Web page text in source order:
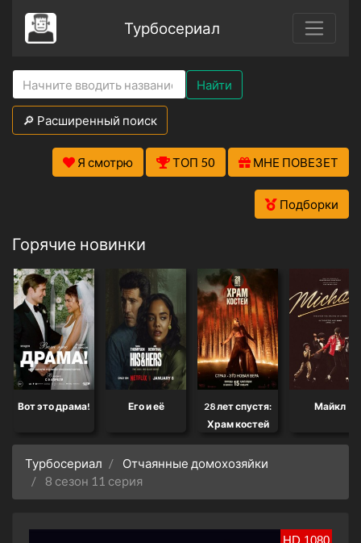
Турбосериал
Найти
🔎 Расширенный поиск
Я смотрю ТОП 50 МНЕ ПОВЕЗЕТ
Подборки
Горячие новинки
Вот это драма! Его и её
28 лет спустя:
Храм костей
Майкл
Турбосериал
Отчаянные домохозяйки
8 сезон 11 серия
HD 1080